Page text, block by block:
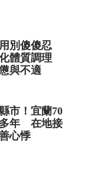
別傻傻忍
體質調理
與不適
市！宜蘭70
年 在地接
心悸